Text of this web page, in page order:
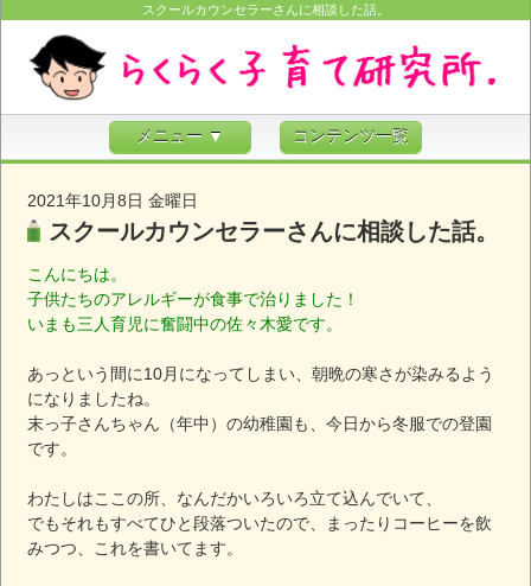
スクールカウンセラーさんに相談した話。
メニュー ▼ コンテンツ一覧
2021年10月8日 金曜日
スクールカウンセラーさんに相談した話。
こんにちは。
子供たちのアレルギーが食事で治りました！
いまも三人育児に奮闘中の佐々木愛です。
あっという間に10月になってしまい、朝晩の寒さが染みるよう
になりましたね。
末っ子さんちゃん（年中）の幼稚園も、今日から冬服での登園
です。
わたしはここの所、なんだかいろいろ立て込んでいて、
でもそれもすべてひと段落ついたので、まったりコーヒーを飲
みつつ、これを書いてます。